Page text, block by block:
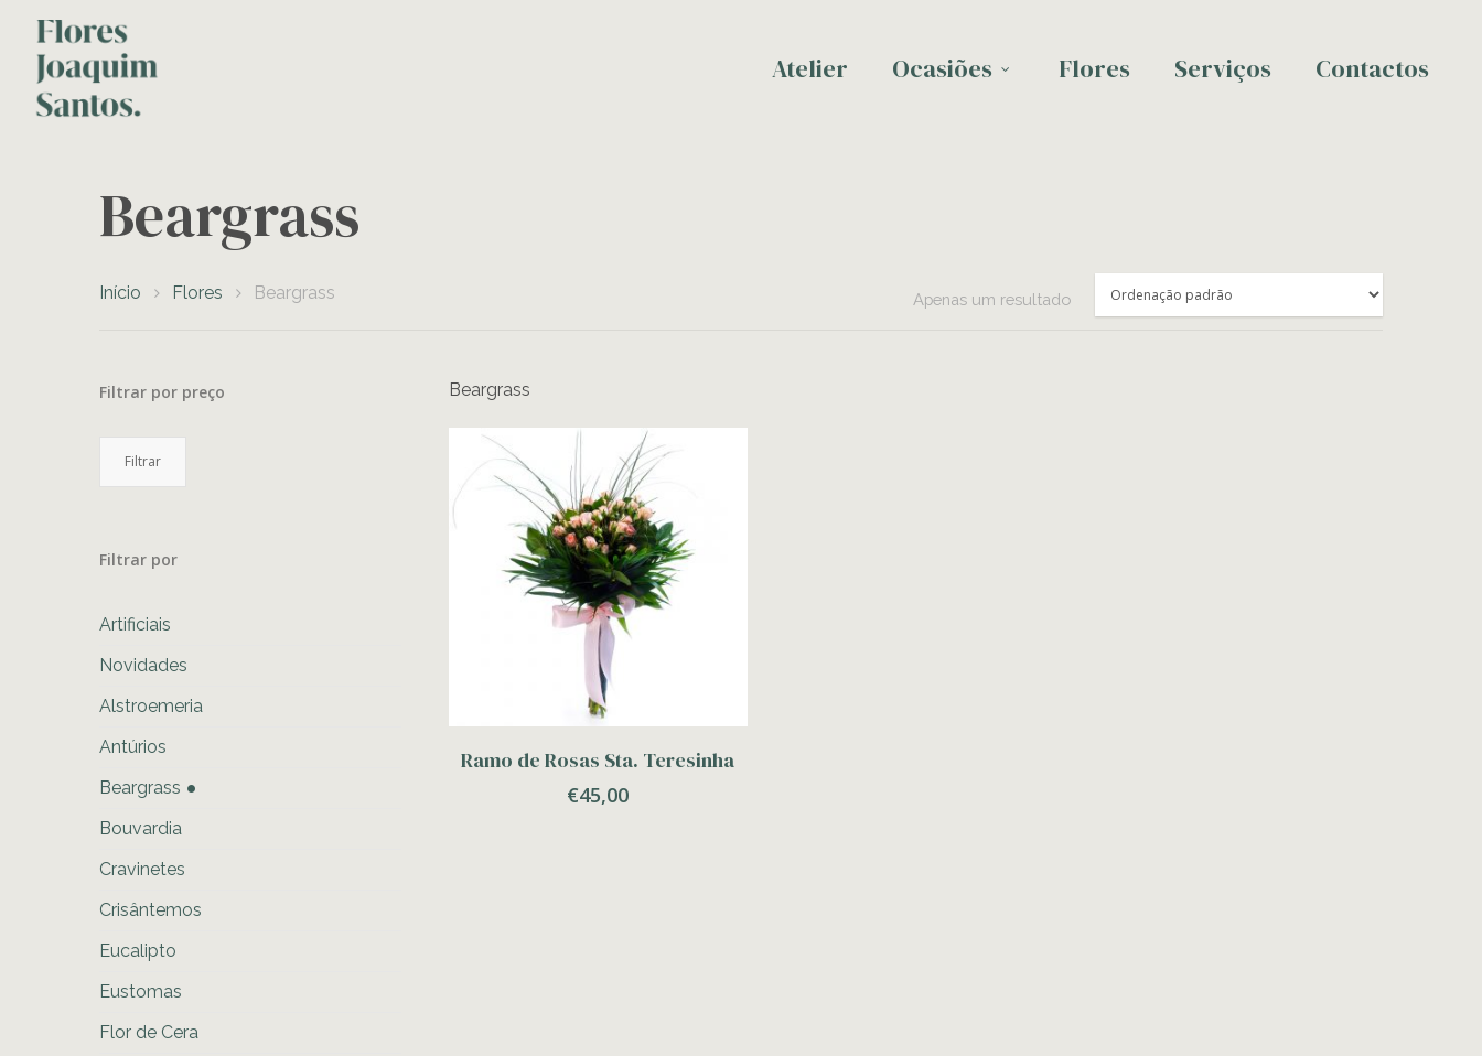
Atelier Ocasiões Flores Serviços Contactos
Beargrass
Apenas um resultado
Início Flores Beargrass
Filtrar por preço
Filtrar
Filtrar por
Artificiais
Novidades
Alstroemeria
Antúrios
Beargrass
Bouvardia
Cravinetes
Crisântemos
Eucalipto
Eustomas
Flor de Cera
Beargrass
Ramo de Rosas Sta. Teresinha
€45,00